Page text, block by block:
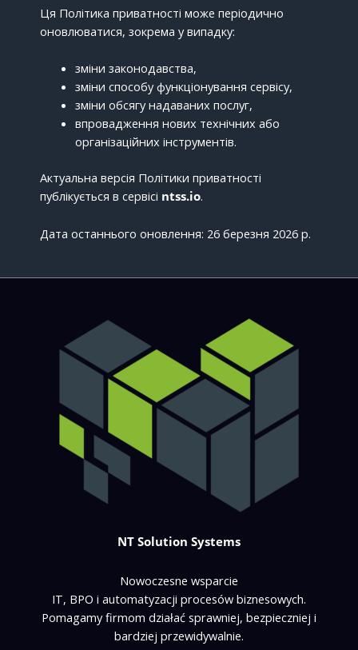
Ця Політика приватності може періодично
оновлюватися, зокрема у випадку:
зміни законодавства,
зміни способу функціонування сервісу,
зміни обсягу надаваних послуг,
впровадження нових технічних або
організаційних інструментів.
Актуальна версія Політики приватності
публікується в сервісі ntss.io.
Дата останнього оновлення: 26 березня 2026 р.
NT Solution Systems
Nowoczesne wsparcie
IT, BPO i automatyzacji procesów biznesowych.
Pomagamy firmom działać sprawniej, bezpieczniej i
bardziej przewidywalnie.